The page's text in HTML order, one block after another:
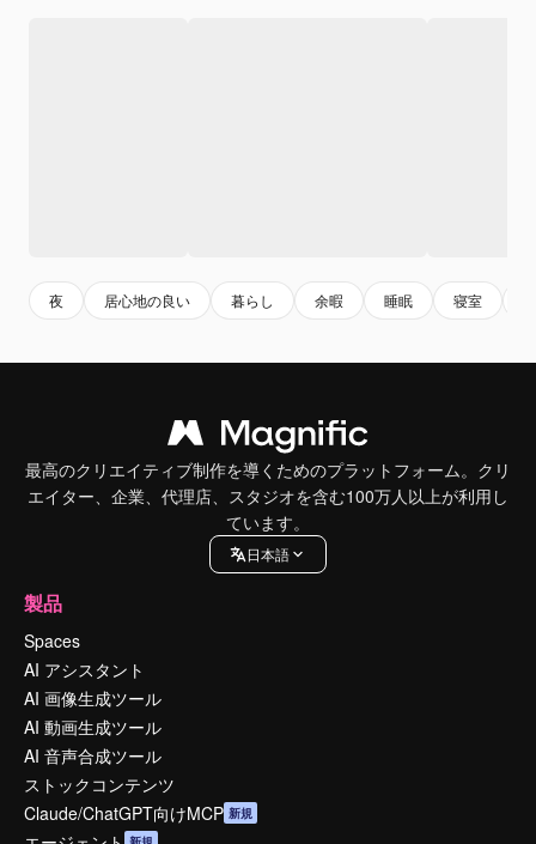
夜 居心地の良い 暮らし 余暇 睡眠 寝室
最高のクリエイティブ制作を導くためのプラットフォーム。クリ
エイター、企業、代理店、スタジオを含む100万人以上が利用し
ています。
日本語
製品
Spaces
AI アシスタント
AI 画像生成ツール
AI 動画生成ツール
AI 音声合成ツール
ストックコンテンツ
Claude/ChatGPT向けMCP 新規